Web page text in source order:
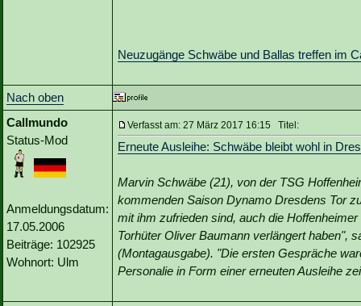
Neuzugänge Schwäbe und Ballas treffen im
Nach oben
Callmundo
Status-Mod
Anmeldungsdatum:
17.05.2006
Beiträge: 102925
Wohnort: Ulm
Verfasst am: 27 März 2017 16:15 Titel:
Erneute Ausleihe: Schwäbe bleibt wohl in
Marvin Schwäbe (21), von der TSG
kommenden Saison Dynamo Dresdens Tor
mit ihm zufrieden sind, auch die
Torhüter Oliver Baumann verlängert haben",
(Montagausgabe). "Die ersten Gespräche
Personalie in Form einer erneuten Ausleihe